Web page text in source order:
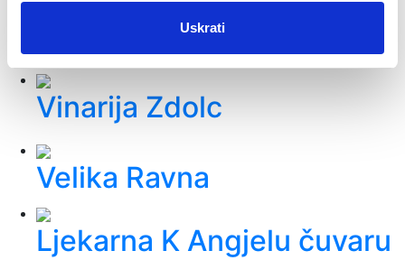
Uskrati
Meteo stup
Vinarija Zdolc
Velika Ravna
Ljekarna K Angjelu čuvaru